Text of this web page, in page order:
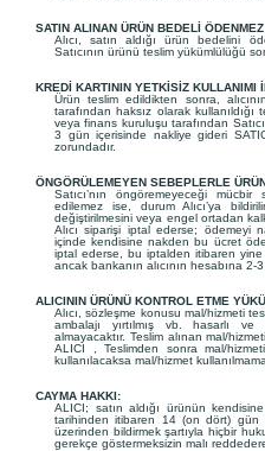
SATIN ALINAN ÜRÜN BEDELİ
Alıcı, satın aldığı ürün bedelini
Satıcının ürünü teslim yükümlülüğü
KREDİ KARTININ YETKİSİZ KULLANIMI
Ürün teslim edildikten sonra,
tarafından haksız olarak
veya finans kuruluşu tarafından
3 gün içerisinde nakliye gideri
zorundadır.
ÖNGÖRÜLEMEYEN SEBEPLERLE
Satıcı’nın öngöremeyeceği
edilemez ise, durum Alıcı’ya
değiştirilmesini veya engel ortadan
Alıcı siparişi iptal ederse; ödemeyi
içinde kendisine nakden bu ücret
iptal ederse, bu iptalden itibaren
ancak bankanın alıcının hesabına 2-
ALICININ ÜRÜNÜ KONTROL ETME
Alıcı, sözleşme konusu mal/hizmeti
ambalajı yırtılmış vb. hasarlı
almayacaktır. Teslim alınan mal/
ALICI , Teslimden sonra mal/
kullanılacaksa mal/hizmet
CAYMA HAKKI:
ALICI; satın aldığı ürünün
tarihinden itibaren 14 (on dört) gün
üzerinden bildirmek şartıyla hiçbir
gerekçe göstermeksizin malı